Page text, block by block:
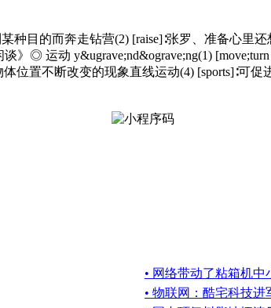
某种目的而奔走钻营(2) [raise]∶张罗、准备心
◎ 运动 y&ugrave;nd&ograve;ng(1)
位置不断改变的现象直线运动(4) [sports]∶可
• 网络带动了粘箱机中
• 物联网：酷宅科技